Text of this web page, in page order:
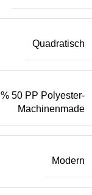
Quadratisch
% 50 PP Polyester-
Machinenmade
Modern